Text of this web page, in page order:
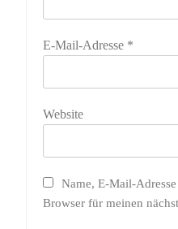
E-Mail-Adresse *
Website
Name, E-Mail-
Browser für meinen